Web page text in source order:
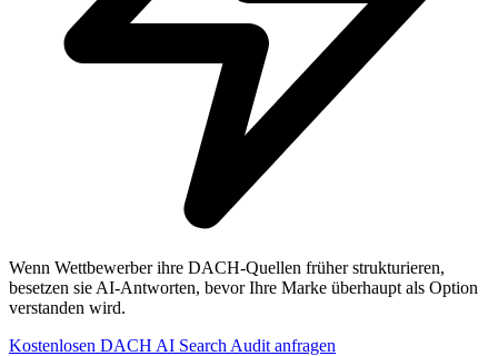
Wenn Wettbewerber ihre DACH-Quellen früher strukturieren,
besetzen sie AI-Antworten, bevor Ihre Marke überhaupt als Option
verstanden wird.
Kostenlosen DACH AI Search Audit anfragen